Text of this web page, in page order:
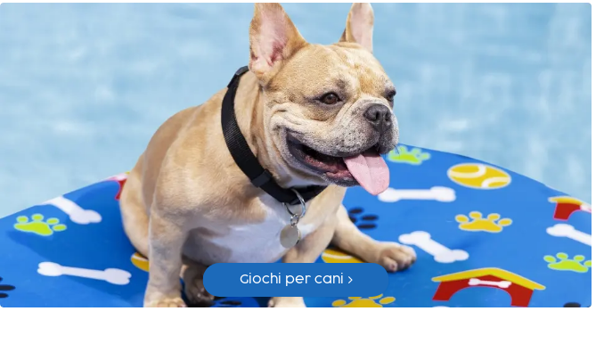
Giochi per cani >